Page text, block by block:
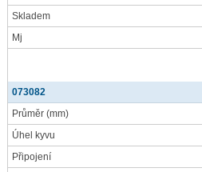
Skladem
Mj
073082
Průměr (mm)
Úhel kyvu
Připojení